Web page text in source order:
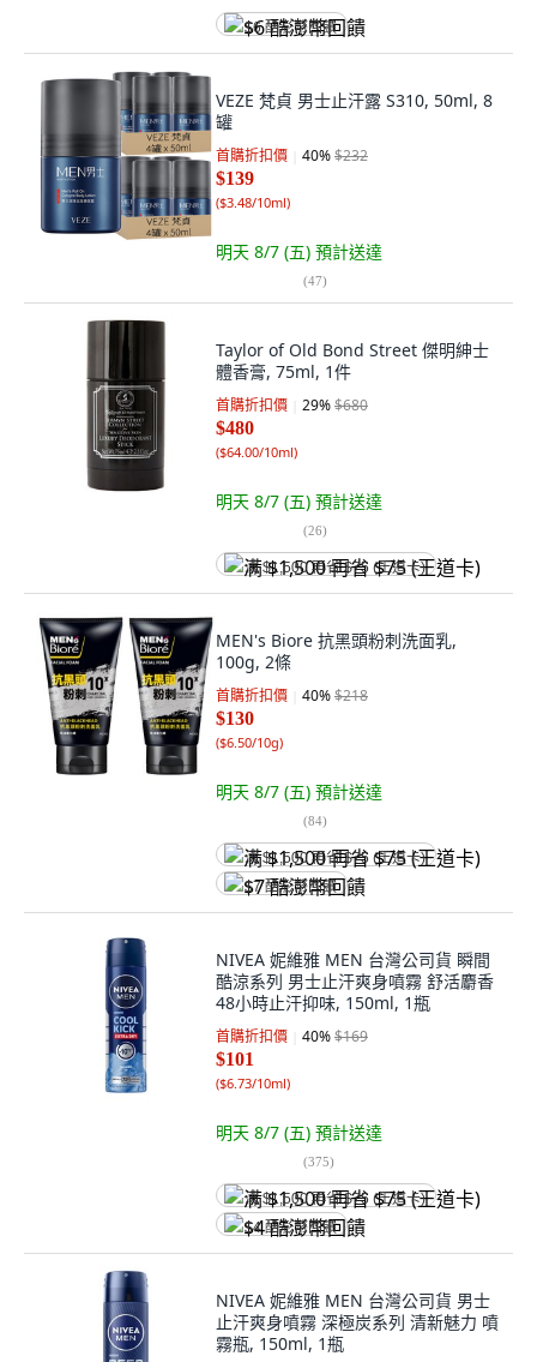
$6 酷澎幣回饋
VEZE 梵貞 男士止汗露 S310, 50ml, 8
罐
首購折扣價 40%$232
$139
($3.48/10ml)
明天 8/7 (五) 預計送達
(47)
Taylor of Old Bond Street 傑明紳士
體香膏, 75ml, 1件
首購折扣價 29%$680
$480
($64.00/10ml)
明天 8/7 (五) 預計送達
(26)
满 $1,500 再省 $75 (王道卡)
MEN's Biore 抗黑頭粉刺洗面乳,
100g, 2條
首購折扣價 40%$218
$130
($6.50/10g)
明天 8/7 (五) 預計送達
(84)
满 $1,500 再省 $75 (王道卡)
$7 酷澎幣回饋
NIVEA 妮維雅 MEN 台灣公司貨 瞬間
酷涼系列 男士止汗爽身噴霧 舒活麝香
48小時止汗抑味, 150ml, 1瓶
首購折扣價 40%$169
$101
($6.73/10ml)
明天 8/7 (五) 預計送達
(375)
满 $1,500 再省 $75 (王道卡)
$4 酷澎幣回饋
NIVEA 妮維雅 MEN 台灣公司貨 男士
止汗爽身噴霧 深極炭系列 清新魅力 噴
霧瓶, 150ml, 1瓶